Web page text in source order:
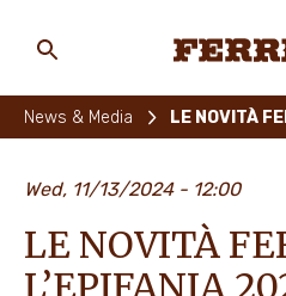
PERSONE E
main
News & Media
Wed, 11/13/2024 - 12:00
LE NOVITÀ
L’EPIFANIA